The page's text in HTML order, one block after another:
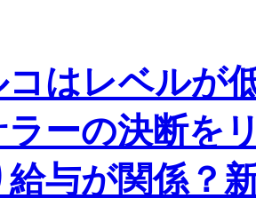
コはレベルが
ラーの決断を
給与が関係？